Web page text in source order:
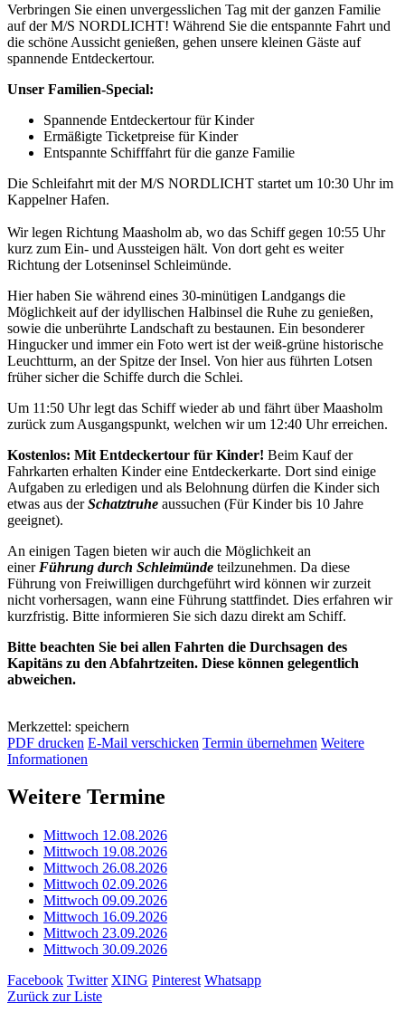
Verbringen Sie einen unvergesslichen Tag mit der ganzen Familie
auf der M/S NORDLICHT! Während Sie die entspannte Fahrt und
die schöne Aussicht genießen, gehen unsere kleinen Gäste auf
spannende Entdeckertour.
Unser Familien-Special:
Spannende Entdeckertour für Kinder
Ermäßigte Ticketpreise für Kinder
Entspannte Schifffahrt für die ganze Familie
Die Schleifahrt mit der M/S NORDLICHT startet um 10:30 Uhr im
Kappelner Hafen.
Wir legen Richtung Maasholm ab, wo das Schiff gegen 10:55 Uhr
kurz zum Ein- und Aussteigen hält. Von dort geht es weiter
Richtung der Lotseninsel Schleimünde.
Hier haben Sie während eines 30-minütigen Landgangs die
Möglichkeit auf der idyllischen Halbinsel die Ruhe zu genießen,
sowie die unberührte Landschaft zu bestaunen. Ein besonderer
Hingucker und immer ein Foto wert ist der weiß-grüne historische
Leuchtturm, an der Spitze der Insel. Von hier aus führten Lotsen
früher sicher die Schiffe durch die Schlei.
Um 11:50 Uhr legt das Schiff wieder ab und fährt über Maasholm
zurück zum Ausgangspunkt, welchen wir um 12:40 Uhr erreichen.
Kostenlos: Mit Entdeckertour für Kinder! Beim Kauf der
Fahrkarten erhalten Kinder eine Entdeckerkarte. Dort sind einige
Aufgaben zu erledigen und als Belohnung dürfen die Kinder sich
etwas aus derSchatztruhe aussuchen (Für Kinder bis 10 Jahre
geeignet).
An einigen Tagen bieten wir auch die Möglichkeit an
einer Führung durch Schleimünde teilzunehmen. Da diese
Führung von Freiwilligen durchgeführt wird können wir zurzeit
nicht vorhersagen, wann eine Führung stattfindet. Dies erfahren wir
kurzfristig. Bitte informieren Sie sich dazu direkt am Schiff.
Bitte beachten Sie bei allen Fahrten die Durchsagen des
Kapitäns zu den Abfahrtzeiten. Diese können gelegentlich
abweichen.
Merkzettel: speichern
PDF drucken E-Mail verschicken Termin übernehmen Weitere
Informationen
Weitere Termine
Mittwoch 12.08.2026
Mittwoch 19.08.2026
Mittwoch 26.08.2026
Mittwoch 02.09.2026
Mittwoch 09.09.2026
Mittwoch 16.09.2026
Mittwoch 23.09.2026
Mittwoch 30.09.2026
Facebook Twitter XING Pinterest Whatsapp
Zurück zur Liste